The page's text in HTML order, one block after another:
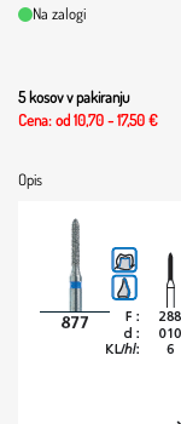
Na zalogi
5 kosov v pakiranju
Cena: od 10,70 - 17,50 €
Opis